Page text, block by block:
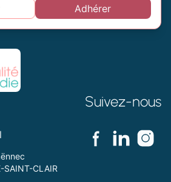
Adhérer
SAINT-CLAIR
Suivez-nous